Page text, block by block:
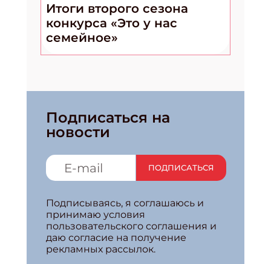
Итоги второго сезона
конкурса «Это у нас
семейное»
Подписаться на
новости
ПОДПИСАТЬСЯ
Подписываясь, я соглашаюсь и
принимаю условия
пользовательского соглашения и
даю согласие на получение
рекламных рассылок.